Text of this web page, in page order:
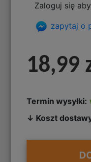
Zaloguj się
zapytaj o
18,99
Termin wysyłki:
↓ Koszt